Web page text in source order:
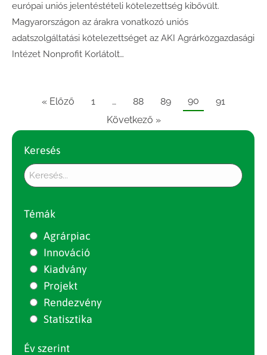
Keresés
Témák
Agrárpiac
Innováció
Kiadvány
Projekt
Rendezvény
Statisztika
Év szerint
európai uniós jelentéstételi kötelezettség kibővült.
Magyarországon az árakra vonatkozó uniós
adatszolgáltatási kötelezettséget az AKI Agrárközgazdasági
Intézet Nonprofit Korlátolt…
« Előző 1 … 88 89 90
91
Következő »